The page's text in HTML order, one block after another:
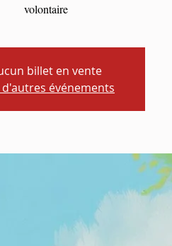
volontaire
billet en vente
événements